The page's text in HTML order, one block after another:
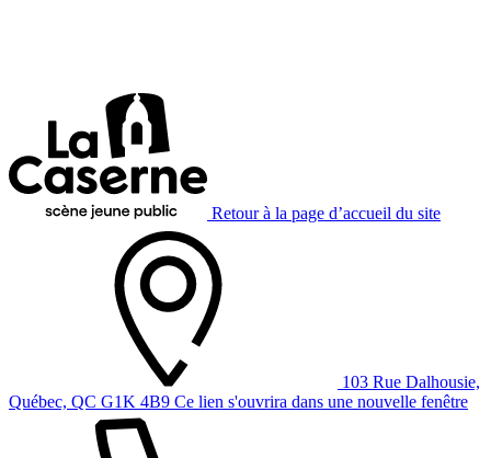
Retour à la page d’accueil du site
103 Rue Dalhousie,
Québec, QC G1K 4B9 Ce lien s'ouvrira dans une nouvelle fenêtre